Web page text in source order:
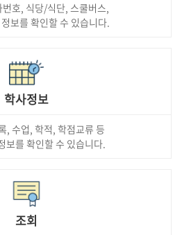
호, 식당/식단, 스쿨버스,
보를 확인할 수 있습니다.
학사정보
, 수업, 학적, 학점교류 등
보를 확인할 수 있습니다.
조회